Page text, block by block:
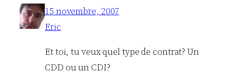
15 novembre, 2007
Eric
Et toi, tu veux quel type de contrat? Un
CDD ou un CDI?